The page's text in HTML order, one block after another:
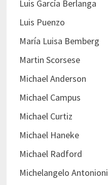
Luis García Berlanga
Luis Puenzo
María Luisa Bemberg
Martin Scorsese
Michael Anderson
Michael Campus
Michael Curtiz
Michael Haneke
Michael Radford
Michelangelo Antonioni